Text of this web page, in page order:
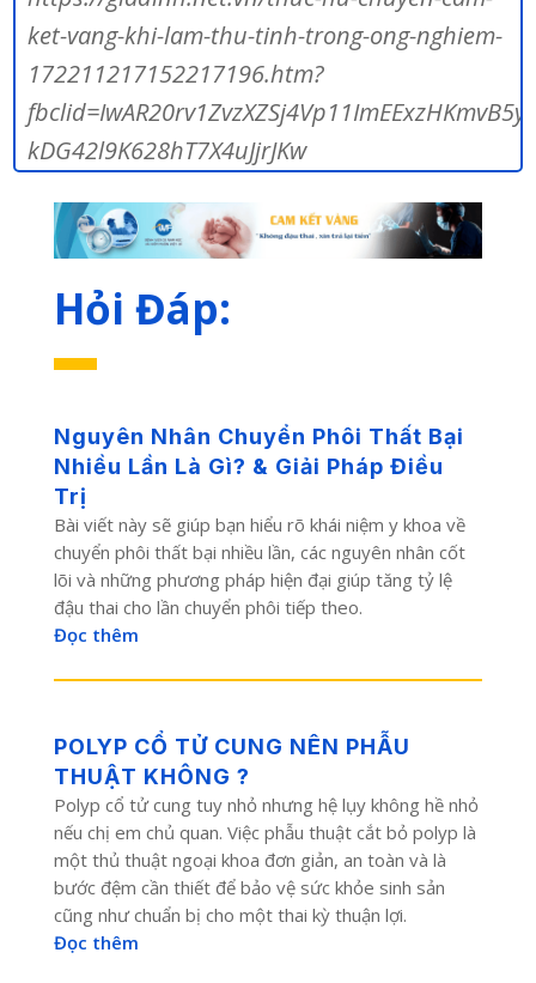
ket-vang-khi-lam-thu-tinh-trong-ong-nghiem-
172211217152217196.htm?
kDG42l9K628hT7X4uJjrJKw
Hỏi Đáp:
Nguyên Nhân Chuyển Phôi Thất Bại
Nhiều Lần Là Gì? & Giải Pháp Điều
Trị
Bài viết này sẽ giúp bạn hiểu rõ khái niệm y khoa về
chuyển phôi thất bại nhiều lần, các nguyên nhân cốt
lõi và những phương pháp hiện đại giúp tăng tỷ lệ
đậu thai cho lần chuyển phôi tiếp theo.
Đọc thêm
POLYP CỔ TỬ CUNG NÊN PHẪU
THUẬT KHÔNG ?
Polyp cổ tử cung tuy nhỏ nhưng hệ lụy không hề nhỏ
nếu chị em chủ quan. Việc phẫu thuật cắt bỏ polyp là
một thủ thuật ngoại khoa đơn giản, an toàn và là
bước đệm cần thiết để bảo vệ sức khỏe sinh sản
cũng như chuẩn bị cho một thai kỳ thuận lợi.
Đọc thêm